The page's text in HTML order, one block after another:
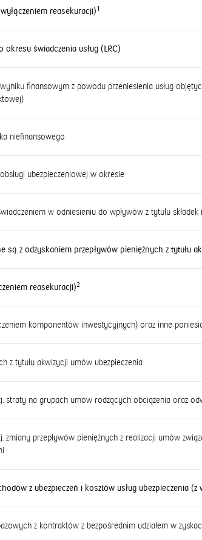
reasekuracji)1
okresu świadczenia usług (LRC)
finansowym z powodu przeniesienia usług
niefinansowego
ubezpieczeniowej w okresie
w odniesieniu do wpływów z tytułu składek
są z odzyskaniem przepływów pieniężnych z tytułu
reasekuracji)2
komponentów inwestycyjnych) oraz inne
z tytułu akwizycji umów ubezpieczenia
tj. straty na grupach umów rodzących obciążenia oraz
zmiany przepływów pieniężnych z realizacji umów
z ubezpieczeń i kosztów usług ubezpieczenia (z
z kontraktów z bezpośrednim udziałem w